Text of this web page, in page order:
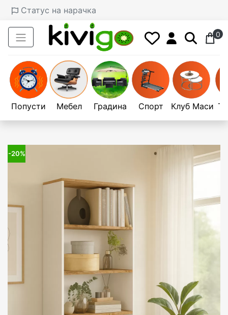
Статус на нарачка
0
Попусти Мебел Градина Спорт Клуб Маси
-20%